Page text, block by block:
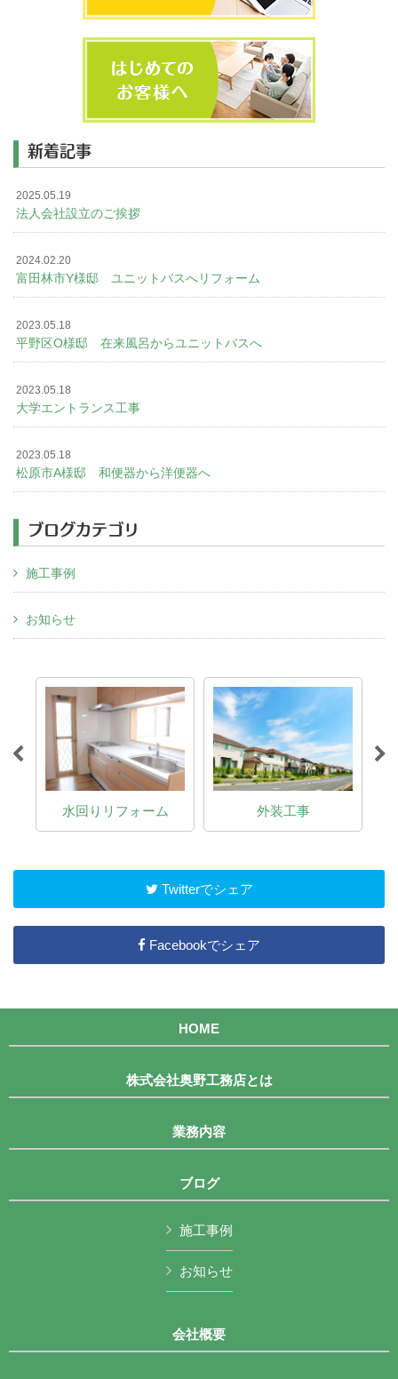
新着記事
2025.05.19
法人会社設立のご挨拶
2024.02.20
富田林市Y様邸 ユニットバスへリフォーム
2023.05.18
平野区O様邸 在来風呂からユニットバスへ
2023.05.18
大学エントランス工事
2023.05.18
松原市A様邸 和便器から洋便器へ
ブログカテゴリ
施工事例
お知らせ
水回りリフォーム 外装工事
Twitterでシェア
Facebookでシェア
HOME
株式会社奥野工務店とは
業務内容
ブログ
施工事例
お知らせ
会社概要